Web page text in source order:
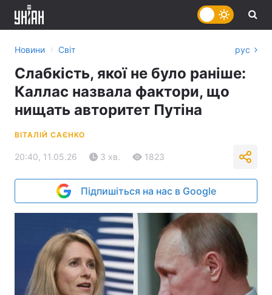
Новини › Світ рус
Слабкість, якої не було раніше:
Каллас назвала фактори, що
нищать авторитет Путіна
ВІТАЛІЙ САЄНКО
20:40, 11.05.26 3 хв. 1823
Підпишіться на нас в Google